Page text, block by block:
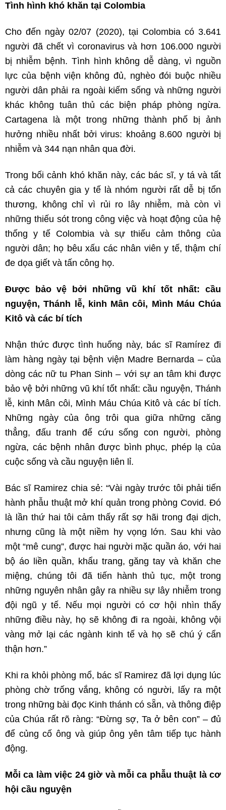
Tình hình khó khăn tại Colombia
Cho đến ngày 02/07 (2020), tại Colombia có 3.641
người đã chết vì coronavirus và hơn 106.000 người
bị nhiễm bệnh. Tình hình không dễ dàng, vì nguồn
lực của bệnh viện không đủ, nghèo đói buộc nhiều
người dân phải ra ngoài kiếm sống và những người
khác không tuân thủ các biện pháp phòng ngừa.
Cartagena là một trong những thành phố bị ảnh
hưởng nhiều nhất bởi virus: khoảng 8.600 người bị
nhiễm và 344 nạn nhân qua đời.
Trong bối cảnh khó khăn này, các bác sĩ, y tá và tất
cả các chuyên gia y tế là nhóm người rất dễ bị tổn
thương, không chỉ vì rủi ro lây nhiễm, mà còn vì
những thiếu sót trong công việc và hoạt động của hệ
thống y tế Colombia và sự thiếu cảm thông của
người dân; họ bêu xấu các nhân viên y tế, thậm chí
đe dọa giết và tấn công họ.
Được bảo vệ bởi những vũ khí tốt nhất: cầu
nguyện, Thánh lễ, kinh Mân côi, Mình Máu Chúa
Kitô và các bí tích
Nhận thức được tình huống này, bác sĩ Ramírez đi
làm hàng ngày tại bệnh viện Madre Bernarda – của
dòng các nữ tu Phan Sinh – với sự an tâm khi được
bảo vệ bởi những vũ khí tốt nhất: cầu nguyện, Thánh
lễ, kinh Mân côi, Mình Máu Chúa Kitô và các bí tích.
Những ngày của ông trôi qua giữa những căng
thẳng, đấu tranh để cứu sống con người, phòng
ngừa, các bệnh nhân được bình phục, phép lạ của
cuộc sống và cầu nguyện liên lỉ.
Bác sĩ Ramirez chia sẻ: “Vài ngày trước tôi phải tiến
hành phẫu thuật mở khí quản trong phòng Covid. Đó
là lần thứ hai tôi cảm thấy rất sợ hãi trong đại dịch,
nhưng cũng là một niềm hy vọng lớn. Sau khi vào
một “mê cung”, được hai người mặc quần áo, với hai
bộ áo liền quần, khẩu trang, găng tay và khăn che
miệng, chúng tôi đã tiến hành thủ tục, một trong
những nguyên nhân gây ra nhiều sự lây nhiễm trong
đội ngũ y tế. Nếu mọi người có cơ hội nhìn thấy
những điều này, họ sẽ không đi ra ngoài, không vội
vàng mở lại các ngành kinh tế và họ sẽ chú ý cẩn
thận hơn.”
Khi ra khỏi phòng mổ, bác sĩ Ramirez đã lợi dụng lúc
phòng chờ trống vắng, không có người, lấy ra một
trong những bài đọc Kinh thánh có sẵn, và thông điệp
của Chúa rất rõ ràng: “Đừng sợ, Ta ở bên con” – đủ
để củng cố ông và giúp ông yên tâm tiếp tục hành
động.
Mỗi ca làm việc 24 giờ và mỗi ca phẫu thuật là cơ
hội cầu nguyện